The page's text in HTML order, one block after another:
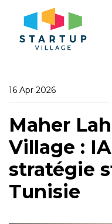
16 Apr 2026
Maher
Village :
stratégie
Tunisie